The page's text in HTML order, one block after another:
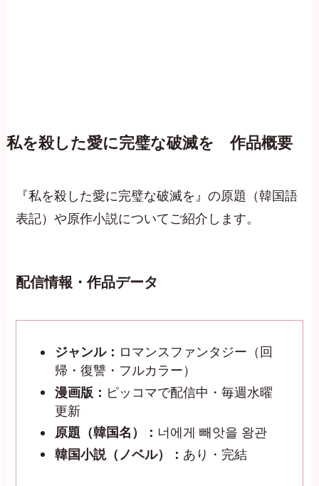
私を殺した愛に完璧な破滅を 作品概要
『私を殺した愛に完璧な破滅を』の原題（韓国語
表記）や原作小説についてご紹介します。
配信情報・作品データ
ジャンル： ロマンスファンタジー（回
帰・復讐・フルカラー）
漫画版： ピッコマで配信中・毎週水曜
更新
原題（韓国名）： 너에게 빼앗을 왕관
韓国小説（ノベル）： あり・完結